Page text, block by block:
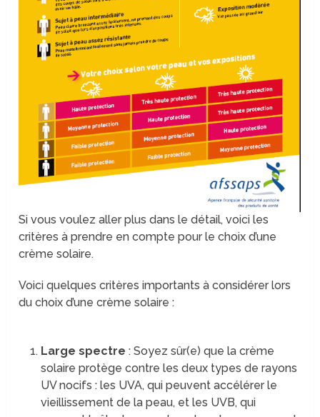
Si vous voulez aller plus dans le détail, voici les
critères à prendre en compte pour le choix d’une
crème solaire.
Voici quelques critères importants à considérer lors
du choix d’une crème solaire :
Large spectre : Soyez sûr(e) que la crème
solaire protège contre les deux types de rayons
UV nocifs : les UVA, qui peuvent accélérer le
vieillissement de la peau, et les UVB, qui